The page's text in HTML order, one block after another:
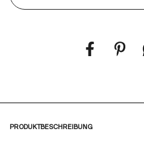
PRODUKTBESCHREIBUNG